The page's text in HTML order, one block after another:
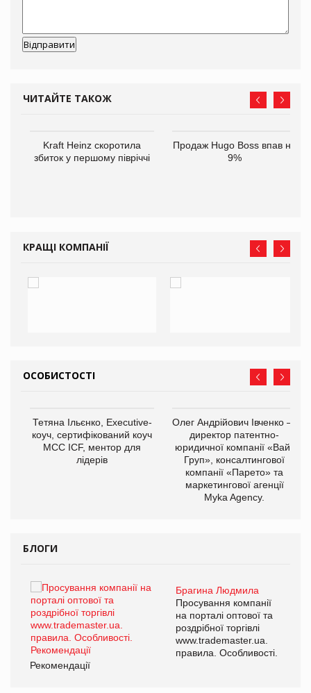
ЧИТАЙТЕ ТАКОЖ
Kraft Heinz скоротила
збиток у першому півріччі
Продаж Hugo Boss впав на
9%
КРАЩІ КОМПАНІЇ
ОСОБИСТОСТІ
Тетяна Ільєнко, Executive-
коуч, сертифікований коуч
МСС ICF, ментор для
лідерів
Олег Андрійович Івченко —
директор патентно-
юридичної компанії «Вайз
Груп», консалтингової
компанії «Парето» та
маркетингової агенції
Myka Agency.
БЛОГИ
Брагина Людмила
Просування компанії
на порталі оптової та
роздрібної торгівлі
www.trademaster.ua.
правила. Особливості.
Рекомендації